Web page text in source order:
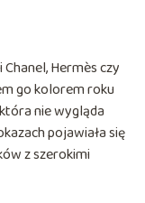
Hermès czy
go kolorem roku
nie wygląda
pojawiała się
z szerokimi